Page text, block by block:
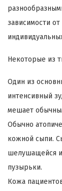
зависимости
Некоторые из
Один из
интенсивный
мешает
Обычно
кожной сыпи.
шелушащейся
пузырьки.
Кожа